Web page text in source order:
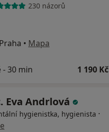
230 názorů
• Mapa
30 min 1 190 Kč
Eva Andrlová
hygienistka, hygienista ·